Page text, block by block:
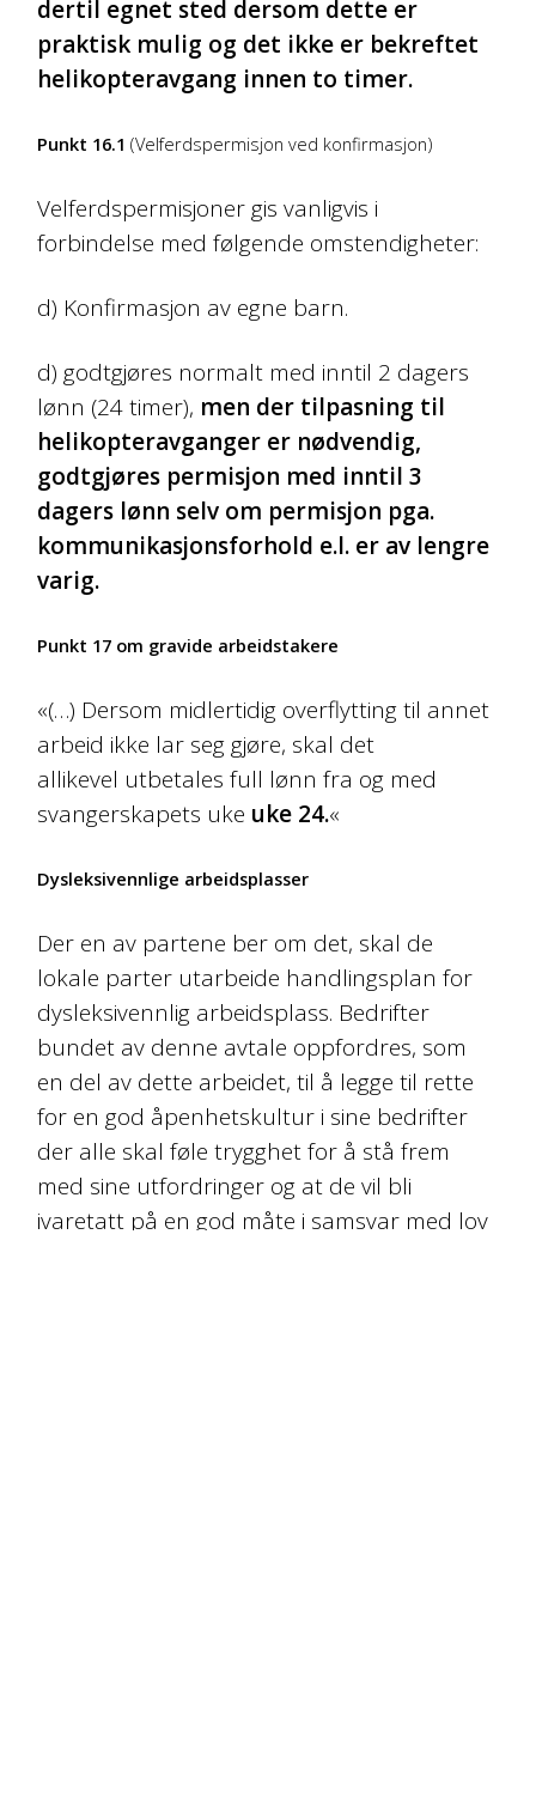
dertil egnet sted dersom dette er
praktisk mulig og det ikke er bekreftet
helikopteravgang innen to timer.
Punkt 16.1 (Velferdspermisjon ved konfirmasjon)
Velferdspermisjoner gis vanligvis i
forbindelse med følgende omstendigheter:
d) Konfirmasjon av egne barn.
d) godtgjøres normalt med inntil 2 dagers
lønn (24 timer), men der tilpasning til
helikopteravganger er nødvendig,
godtgjøres permisjon med inntil 3
dagers lønn selv om permisjon pga.
kommunikasjonsforhold e.l. er av lengre
varig.
Punkt 17 om gravide arbeidstakere
«(…) Dersom midlertidig overflytting til annet
arbeid ikke lar seg gjøre, skal det
allikevel utbetales full lønn fra og med
svangerskapets uke uke 24.«
Dysleksivennlige arbeidsplasser
Der en av partene ber om det, skal de
lokale parter utarbeide handlingsplan for
dysleksivennlig arbeidsplass. Bedrifter
bundet av denne avtale oppfordres, som
en del av dette arbeidet, til å legge til rette
for en god åpenhetskultur i sine bedrifter
der alle skal føle trygghet for å stå frem
med sine utfordringer og at de vil bli
ivaretatt på en god måte i samsvar med lov